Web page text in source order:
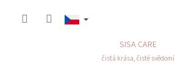
SISA CARE
čistá krása, čisté svědomí